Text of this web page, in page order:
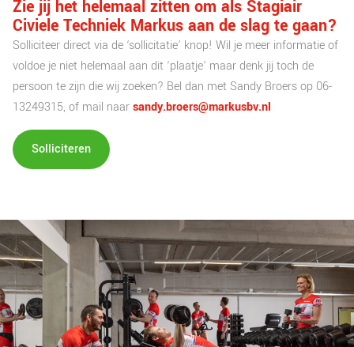
Zie jij het helemaal zitten om als Stagiair
Civiele Techniek Markus aan de slag te gaan?
Solliciteer direct via de ‘sollicitatie’ knop! Wil je meer informatie of
voldoe je niet helemaal aan dit ‘plaatje’ maar denk jij toch de
persoon te zijn die wij zoeken? Bel dan met Sandy Broers op 06-
13249315, of mail naarsandy.broers@markusbv.nl
Solliciteren